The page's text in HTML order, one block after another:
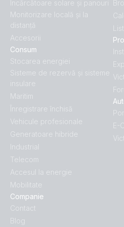
SmartSolar MPPT 250-100-Tr
SmartSolar MPPT 250-100-Tr
SmartSolar MPPT 250-100-Tr
SmartSolar MPPT 250-100-Tr
SmartSolar MPPT 250-100-Tr
SmartSolar MPPT 250-100-Tr
SmartSolar MPPT 250-100-Tr
SmartSolar MPPT 250-100-Tr
SmartSolar MPPT 250-70-Tr
Încărcătoare solare și panouri
Monitorizare locală și la
distanță
Accesorii
Consum
Stocarea energiei
Sisteme de rezervă și sisteme
insulare
Maritim
Înregistrare închisă
Vehicule profesionale
Generatoare hibride
Industrial
Telecom
Accesul la energie
Mobilitate
Companie
Contact
Blog
E-